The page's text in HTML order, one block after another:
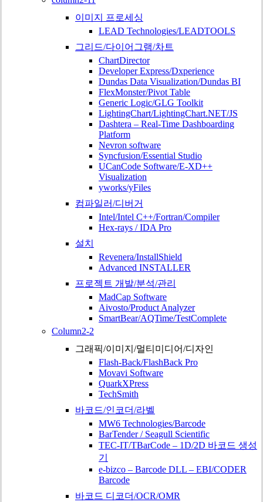
이미지 프로세싱
LEAD Technologies/LEADTOOLS
그리드/다이어그램/차트
ChartDirector
Developer Express/Dxperience
Dundas Data Visualization/Dundas BI
FlexMonster/Pivot Table
Generic Logic/GLG Toolkit
LightingChart/LightingChart.NET/JS
Dashtera – Real-Time Dashboarding
Platform
Nevron software
Syncfusion/Essential Studio
UCanCode Software/E-XD++
Visualization
yworks/yFiles
컴파일러/디버거
Intel/Intel C++/Fortran/Compiler
Hex-rays / IDA Pro
설치
Revenera/InstallShield
Advanced INSTALLER
프로젝트 개발/분석/관리
MadCap Software
Aivosto/Product Analyzer
SmartBear/AQTime/TestComplete
Column2-2
그래픽/이미지/멀티미디어/디자인
Flash-Back/FlashBack Pro
Movavi Software
QuarkXPress
TechSmith
바코드/인코더/라벨
MW6 Technologies/Barcode
BarTender / Seagull Scientific
TEC-IT/TBarCode – 1D/2D 바코드 생성
기
e-bizco – Barcode DLL – EBI/CODER
Barcode
바코드 디코더/OCR/OMR